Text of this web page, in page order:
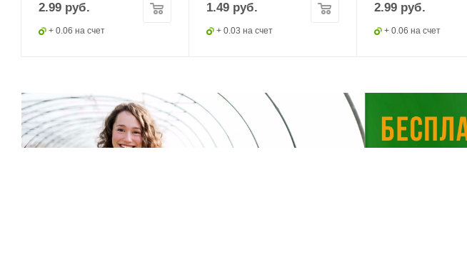
2.99 руб.
+ 0.06 на счет
1.49руб.
+ 0.03 на счет
2.99руб.
+ 0.06 на счет